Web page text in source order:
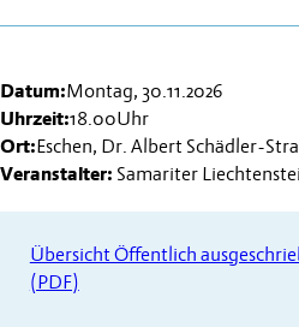
Datum:Montag, 30.11.2026
Uhrzeit:18.00Uhr
Ort:Eschen, Dr. Albert Schädler-
Veranstalter: Samariter
Übersicht Öffentlich
(PDF)